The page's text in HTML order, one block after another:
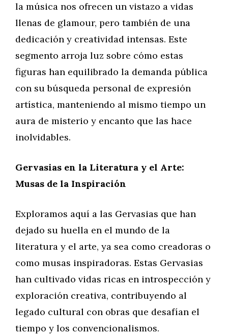
la música nos ofrecen un vistazo a vidas
llenas de glamour, pero también de una
dedicación y creatividad intensas. Este
segmento arroja luz sobre cómo estas
figuras han equilibrado la demanda pública
con su búsqueda personal de expresión
artística, manteniendo al mismo tiempo un
aura de misterio y encanto que las hace
inolvidables.
Gervasias en la Literatura y el Arte:
Musas de la Inspiración
Exploramos aquí a las Gervasias que han
dejado su huella en el mundo de la
literatura y el arte, ya sea como creadoras o
como musas inspiradoras. Estas Gervasias
han cultivado vidas ricas en introspección y
exploración creativa, contribuyendo al
legado cultural con obras que desafían el
tiempo y los convencionalismos.